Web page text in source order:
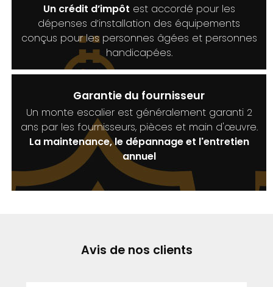
Un crédit d’impôt est accordé pour les
dépenses d’installation des équipements
conçus pour les personnes âgées et personnes
handicapées.
Garantie du fournisseur
Un monte escalier est généralement garanti 2
ans par les fournisseurs, pièces et main d'œuvre.
La maintenance, le dépannage et l'entretien
annuel
Avis de nos clients